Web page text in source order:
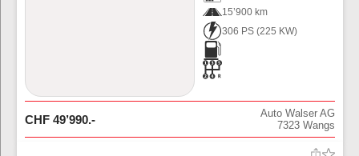
15’900 km
306 PS (225 KW)
CHF 49’990.-
Auto Walser AG
7323 Wangs